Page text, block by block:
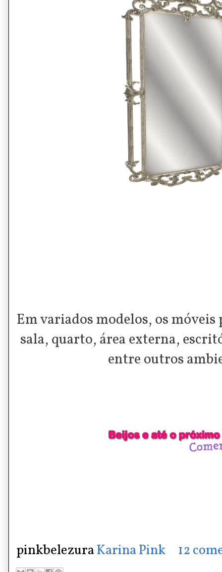
Em variados modelos, os móveis
sala, quarto, área externa,
entre outros
pinkbelezuraKarina Pink 12